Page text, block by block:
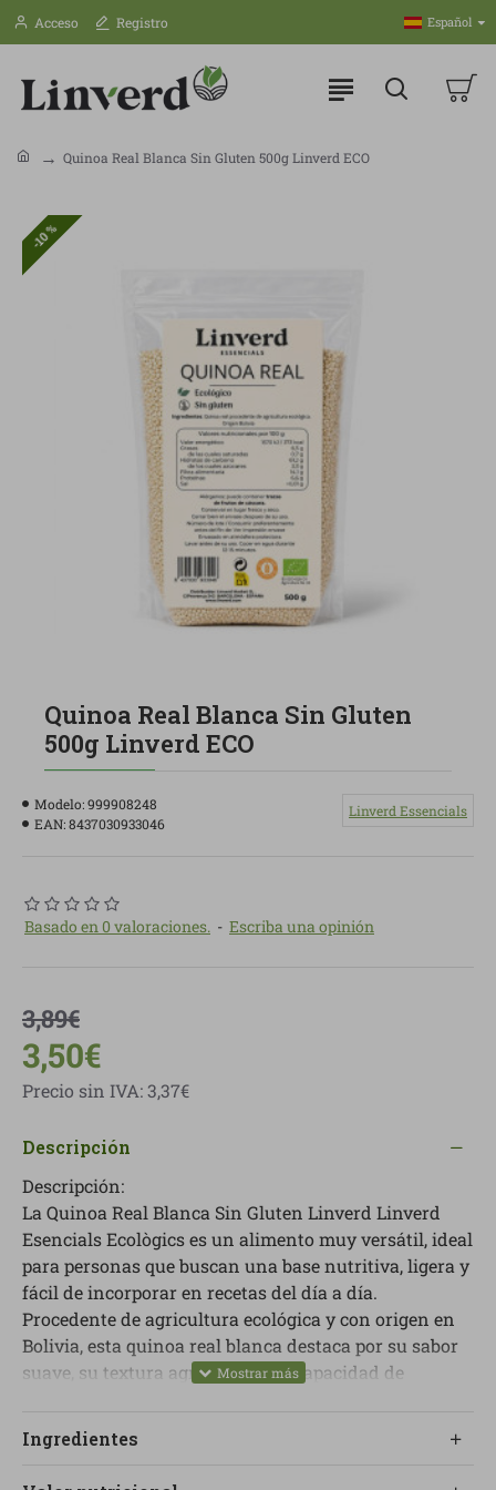
Acceso Registro Español
Quinoa Real Blanca Sin Gluten 500g Linverd ECO
-10 %
Quinoa Real Blanca Sin Gluten
500g Linverd ECO
Modelo:999908248
EAN:8437030933046
Linverd Essencials
Basado en 0 valoraciones. - Escriba una opinión
3,50€
3,89€
Precio sin IVA: 3,37€
Descripción
Descripción:
La Quinoa Real Blanca Sin Gluten Linverd Linverd
Esencials Ecològics es un alimento muy versátil, ideal
para personas que buscan una base nutritiva, ligera y
fácil de incorporar en recetas del día a día.
Procedente de agricultura ecológica y con origen en
Bolivia, esta quinoa real blanca destaca por su sabor
suave, su textura agradable y su capacidad de
Es una opción muy interesante para ampliar la
Ingredientes